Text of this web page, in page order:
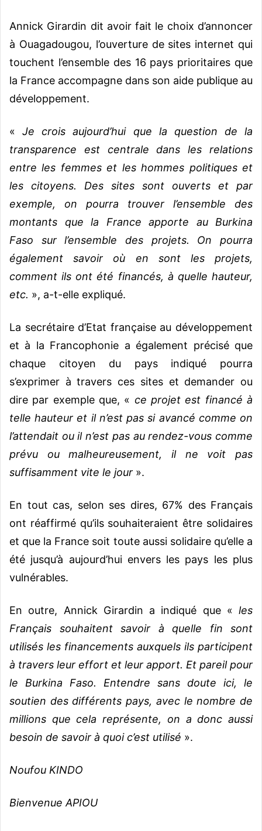
Annick Girardin dit avoir fait le choix d’annoncer
à Ouagadougou, l’ouverture de sites internet qui
touchent l’ensemble des 16 pays prioritaires que
la France accompagne dans son aide publique au
développement.
«Je crois aujourd’hui que la question de la
transparence est centrale dans les relations
entre les femmes et les hommes politiques et
les citoyens. Des sites sont ouverts et par
exemple, on pourra trouver l’ensemble des
montants que la France apporte au Burkina
Faso sur l’ensemble des projets. On pourra
également savoir où en sont les projets,
comment ils ont été financés, à quelle hauteur,
etc. », a-t-elle expliqué.
La secrétaire d’Etat française au développement
et à la Francophonie a également précisé que
chaque citoyen du pays indiqué pourra
s’exprimer à travers ces sites et demander ou
dire par exemple que, « ce projet est financé à
telle hauteur et il n’est pas si avancé comme on
l’attendait ou il n’est pas au rendez-vous comme
prévu ou malheureusement, il ne voit pas
suffisamment vite le jour ».
En tout cas, selon ses dires, 67% des Français
ont réaffirmé qu’ils souhaiteraient être solidaires
et que la France soit toute aussi solidaire qu’elle a
été jusqu’à aujourd’hui envers les pays les plus
vulnérables.
En outre, Annick Girardin a indiqué que « les
Français souhaitent savoir à quelle fin sont
utilisés les financements auxquels ils participent
à travers leur effort et leur apport. Et pareil pour
le Burkina Faso. Entendre sans doute ici, le
soutien des différents pays, avec le nombre de
millions que cela représente, on a donc aussi
besoin de savoir à quoi c’est utilisé ».
Noufou KINDO
Bienvenue APIOU